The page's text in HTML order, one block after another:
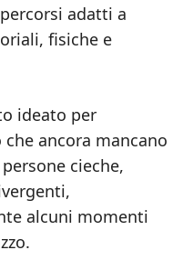
adatti a
fisiche e
ideato per
ancora mancano
cieche,
alcuni momenti